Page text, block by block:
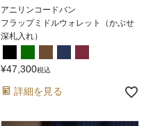
アニリンコードバン
フラップミドルウォレット（かぶせ
深札入れ）
¥47,300税込
詳細を見る